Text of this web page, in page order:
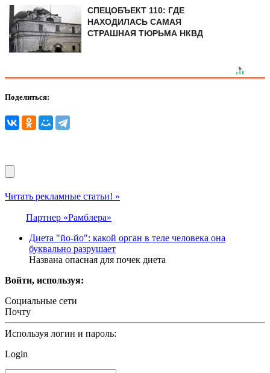
СПЕЦОБЪЕКТ 110: ГДЕ
НАХОДИЛАСЬ САМАЯ
СТРАШНАЯ ТЮРЬМА НКВД
Поделиться:
Читать рекламные статьи! »
Партнер «Рамблера»
Диета "йо-йо": какой орган в теле человека она
буквально разрушает
Названа опасная для почек диета
Войти, используя:
Социальные сети
Почту
Используя логин и пароль:
Login